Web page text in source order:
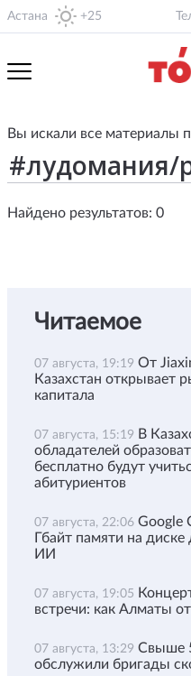
Астана +25
Вы искали все материалы
Найдено результатов: 0
Читаемое
07 августа, 19:19 От
Казахстан открывает
капитала
07 августа, 15:19 В
обладателей
бесплатно будут
абитуриентов
07 августа, 22:06 Google
Гбайт памяти на
ИИ
07 августа, 19:05
встречи: как Алматы
07 августа, 13:29 Свыше
обслужили бригады